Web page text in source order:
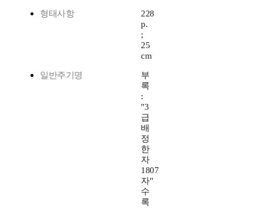
형태사항
228
p.
;
25
cm
일반주기명
부
록
:
"3
급
배
정
한
자
1807
자"
수
록